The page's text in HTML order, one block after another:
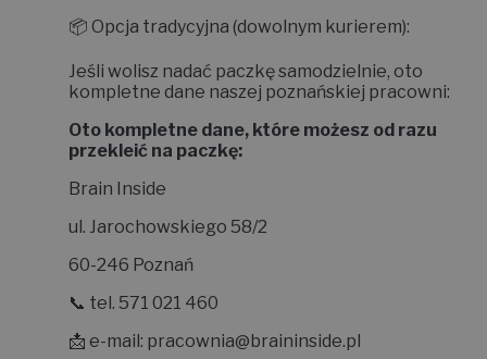
📦 Opcja tradycyjna (dowolnym kurierem):
Jeśli wolisz nadać paczkę samodzielnie, oto
kompletne dane naszej poznańskiej pracowni:
Oto kompletne dane, które możesz od razu
przekleić na paczkę:
Brain Inside
ul. Jarochowskiego 58/2
60-246 Poznań
📞 tel. 571 021 460
📩 e-mail: pracownia@braininside.pl